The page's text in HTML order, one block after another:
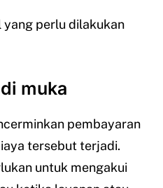
yang perlu dilakukan
muka
pembayaran
tersebut terjadi.
untuk mengakui